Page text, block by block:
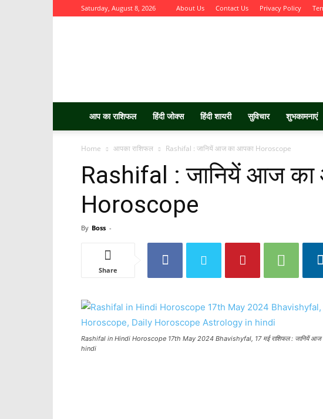
Saturday, August 8, 2026 About Us Contact Us Privacy Policy
आप का राशिफल हिंदी जोक्स हिंदी शायरी सुविचार शुभकामनाएं
Home आपका राशिफल Rashifal : जानियें आज का आपका Horoscope
Rashifal : जानियें आज
Horoscope
By Boss -
Share
Rashifal in Hindi Horoscope 17th May 2024 Bhavishyfal, 17 मई राशिफल : जानियें
hindi